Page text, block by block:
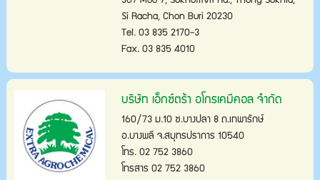
Si Racha, Chon Buri 20230
Tel. 03 835 2170-3
Fax. 03 835 4010
บริษัท เอ็กซ์ตร้า อโกรเคมีคอล จำกัด
160/73 ม.10 ซ.บางปลา 8 ถ.เทพารักษ์
อ.บางพลี จ.สมุทรปราการ 10540
โทร. 02 752 3860
โทรสาร 02 752 3860